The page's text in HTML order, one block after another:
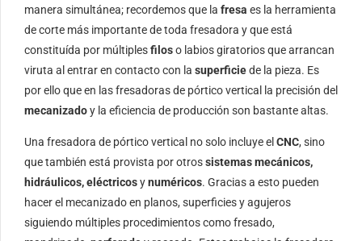
manera simultánea; recordemos que la fresa es la herramienta
de corte más importante de toda fresadora y que está
constituída por múltiplesfiloso labios giratorios que arrancan
viruta al entrar en contacto con la superficiede la pieza. Es
por ello que en las fresadoras de pórtico vertical la precisión del
mecanizadoy la eficiencia de producción son bastante altas.
Una fresadora de pórtico vertical no solo incluye el CNC, sino
que también está provista por otrossistemas mecánicos,
hidráulicos, eléctricosynuméricos. Gracias a esto pueden
hacer el mecanizado en planos, superficies y agujeros
siguiendo múltiples procedimientos como fresado,